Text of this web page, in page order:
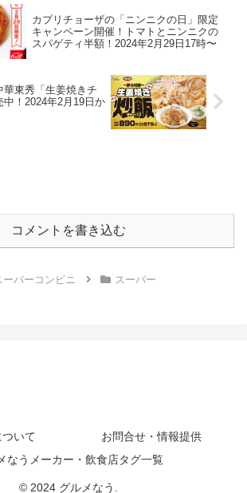
カプリチョーザの「ニンニクの日」限定
キャンペーン開催！トマトとニンニクの
スパゲティ半額！2024年2月29日17時〜
東秀「生姜焼きチ
中！2024年2月19日か
コメントを書き込む
ーパーコンビニ スーパー
いて
お問合せ・情報提供
なうメーカー・飲食店タグ一覧
© 2024 グルメなう.